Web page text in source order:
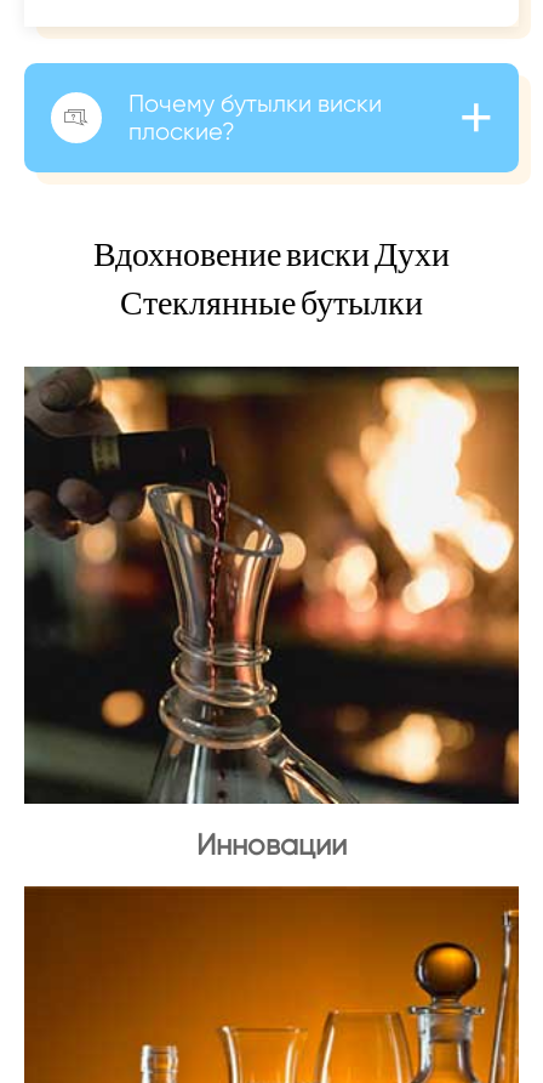

Почему бутылки виски
плоские?
+
Вдохновение виски Духи
Стеклянные бутылки
Инновации